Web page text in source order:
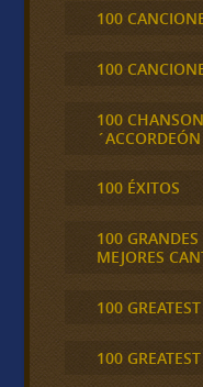
100
100
100
´ACCORDEÓN
100 ÉXITOS
100
MEJORES
100
100